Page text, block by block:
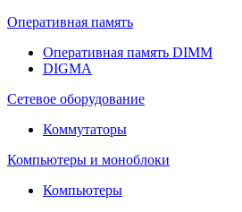
Оперативная память
Оперативная память DIMM
DIGMA
Сетевое оборудование
Коммутаторы
Компьютеры и моноблоки
Компьютеры